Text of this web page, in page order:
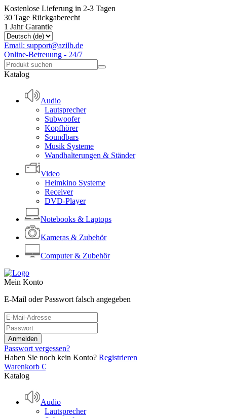
Kostenlose Lieferung in 2-3 Tagen
30 Tage Rückgaberecht
1 Jahr Garantie
Email: support@azilb.de
Online-Betreuung - 24/7
Katalog
Audio
Lautsprecher
Subwoofer
Kopfhörer
Soundbars
Musik Systeme
Wandhalterungen & Ständer
Video
Heimkino Systeme
Receiver
DVD-Player
Notebooks & Laptops
Kameras & Zubehör
Computer & Zubehör
Mein Konto
E-Mail oder Passwort falsch angegeben
Passwort vergessen?
Haben Sie noch kein Konto? Registrieren
Warenkorb €
Katalog
Audio
Lautsprecher